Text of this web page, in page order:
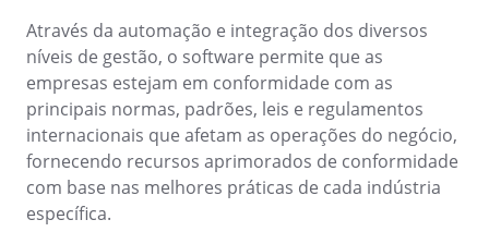
ISO 13485
ITIL
ISO 14971
FDA 21 CFR Part 11
FDA 21 CFR Part 820
LGPD
SOX
Consultoria e Implementação
Através da automação e integração dos diversos
níveis de gestão, o software permite que as
empresas estejam em conformidade com as
principais normas, padrões, leis e regulamentos
internacionais que afetam as operações do negócio,
fornecendo recursos aprimorados de conformidade
com base nas melhores práticas de cada indústria
específica.